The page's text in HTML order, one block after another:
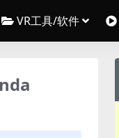
VR工具/软件